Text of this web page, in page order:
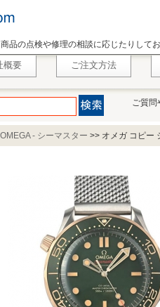
品の点検や修理の相談に応じたりして
概要 ご注文方法
ご質問
OMEGA - シーマスター >> オメガ コピー